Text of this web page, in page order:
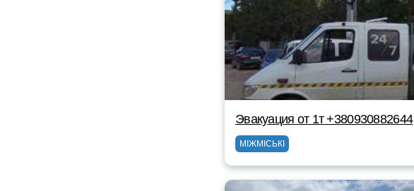
Эвакуация от 1т +380930882644
МІЖМІСЬКІ